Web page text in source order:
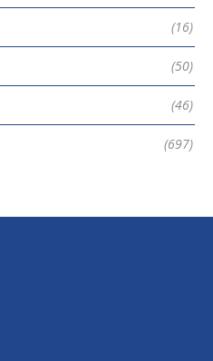
(16)
(50)
(46)
(697)